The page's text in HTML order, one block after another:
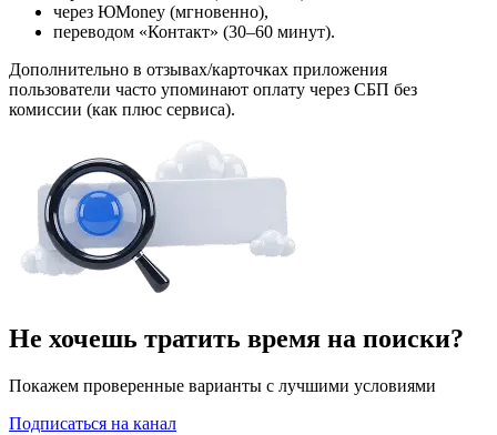
через ЮMoney (мгновенно),
переводом «Контакт» (30–60 минут).
Дополнительно в отзывах/карточках приложения
пользователи часто упоминают оплату через СБП без
комиссии (как плюс сервиса).
Не хочешь тратить время на поиски?
Покажем проверенные варианты с лучшими условиями
Подписаться на канал